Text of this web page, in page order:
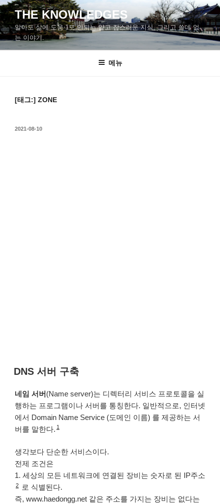
콘
츠
로
바
THE KNOWLEDGES
알아도 삶에 도움 1도 안되는 얕고 잡스러운 지식, 그리고 쓸데 없
는 이야기.
메뉴
[태그:] ZONE
작
2021-08-10
DNS 서버 구축
네임 서버(Name server)는 디렉터리 서비스 프로토콜을 실
행하는 프로그램이나 서버를 통칭한다. 일반적으로, 인터넷
에서 Domain Name Service (도메인 이름) 를 제공하는 서
버를 말한다. 1
생각보다 단순한 서비스이다.
전제 조건은
1. 세상의 모든 네트워크에 연결된 장비는 숫자로 된 IP주소
2
로 식별된다.
즉, www.haedongg.net 같은 주소를 가지는 장비는 없다는